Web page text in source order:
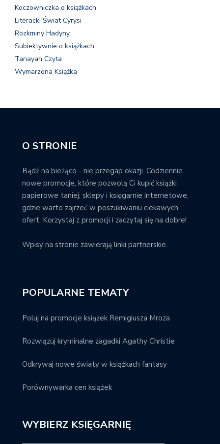
Koczowniczka o książkach
Literacki Świat Cyrysi
Rozkminy Hadyny
Subiektywnie o książkach
Tanayah Czyta
Wymarzona Książka
O STRONIE
Bądź na bieżąco - nie przegap okazji. Codziennie
nowe promocje, które pozwolą Ci kupić książki
papierowe taniej; sklepy i księgarnie internetowe,
gdzie warto zajrzeć w poszukiwaniu ciekawych
ofert. Korzystaj z promocji i zaczytaj się na dobre!
Wpisy na stronie zawierają linki partnerskie.
POPULARNE TEMATY
Poluj na promocje książek Remigiusza Mroza
Rozwiązuj kryminalne zagadki Agathy Christie
Odkrywaj nowe światy w książkach fantasy
Porównywarka cen książek
WYBIERZ KSIĘGARNIĘ